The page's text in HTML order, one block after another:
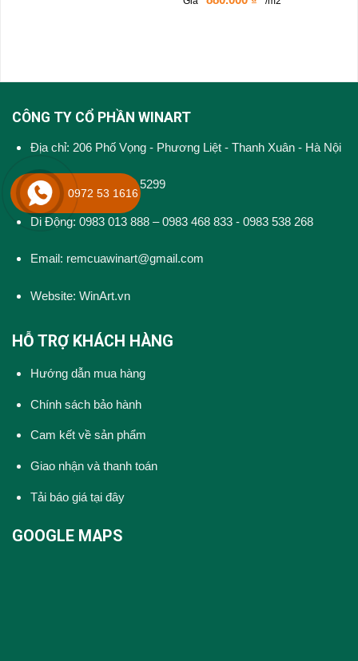
CÔNG TY CỔ PHẦN WINART
Địa chỉ: 206 Phố Vọng - Phương Liệt - Thanh Xuân - Hà Nội
Điện thoại: 024 3202 5299
Di Động: 0983 013 888 – 0983 468 833 - 0983 538 268
Email: remcuawinart@gmail.com
Website: WinArt.vn
HỖ TRỢ KHÁCH HÀNG
Hướng dẫn mua hàng
Chính sách bảo hành
Cam kết về sản phẩm
Giao nhận và thanh toán
Tải báo giá tại đây
GOOGLE MAPS
0972 53 1616